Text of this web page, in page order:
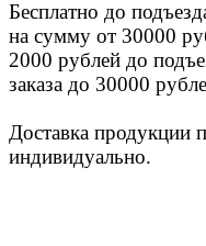
Бесплатно до
на сумму от 30000
2000 рублей до
заказа до 30000
Доставка продукции
индивидуально.